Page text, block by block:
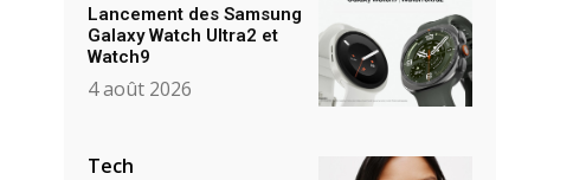
Lancement des Samsung
Galaxy Watch Ultra2 et
Watch9
4 août 2026
Tech